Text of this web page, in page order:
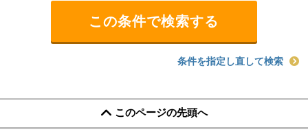
条件を指定し直して検索
このページの先頭へ